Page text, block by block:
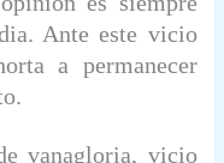
Ante este vicio
a permanecer
vanagloria, vicio